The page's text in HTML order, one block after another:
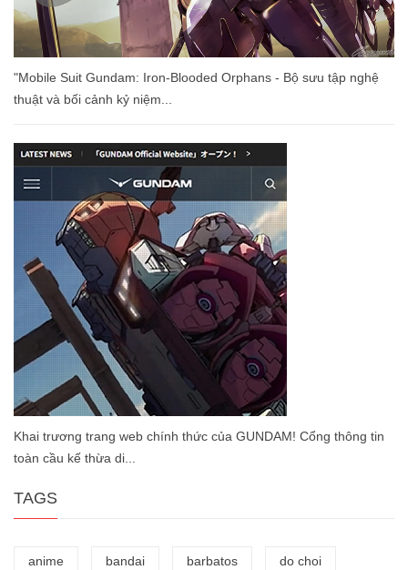
"Mobile Suit Gundam: Iron-Blooded Orphans - Bộ sưu tập nghệ
thuật và bối cảnh kỷ niệm...
Khai trương trang web chính thức của GUNDAM! Cổng thông tin
toàn cầu kế thừa di...
TAGS
anime bandai barbatos do choi